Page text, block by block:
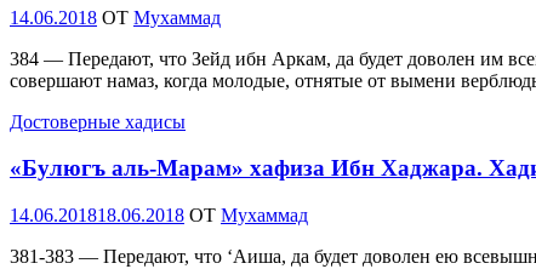
Опубликовано
14.06.2018 OT Мухаммад
384 — Передают, что Зейд ибн Аркам, да будет доволен им
совершают намаз, когда молодые, отнятые от вымени
Достоверные хадисы
«Булюгъ аль-Марам» хафиза Ибн Хаджара.
Опубликовано
14.06.201818.06.2018 OT Мухаммад
381-383 — Передают, что ‘Аиша, да будет доволен ею